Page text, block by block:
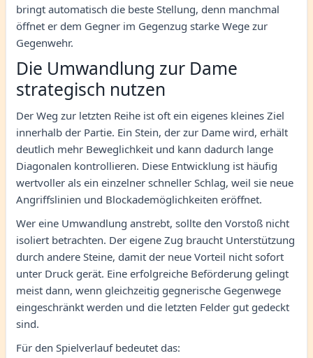
bringt automatisch die beste Stellung, denn manchmal
öffnet er dem Gegner im Gegenzug starke Wege zur
Gegenwehr.
Die Umwandlung zur Dame
strategisch nutzen
Der Weg zur letzten Reihe ist oft ein eigenes kleines Ziel
innerhalb der Partie. Ein Stein, der zur Dame wird, erhält
deutlich mehr Beweglichkeit und kann dadurch lange
Diagonalen kontrollieren. Diese Entwicklung ist häufig
wertvoller als ein einzelner schneller Schlag, weil sie neue
Angriffslinien und Blockademöglichkeiten eröffnet.
Wer eine Umwandlung anstrebt, sollte den Vorstoß nicht
isoliert betrachten. Der eigene Zug braucht Unterstützung
durch andere Steine, damit der neue Vorteil nicht sofort
unter Druck gerät. Eine erfolgreiche Beförderung gelingt
meist dann, wenn gleichzeitig gegnerische Gegenwege
eingeschränkt werden und die letzten Felder gut gedeckt
sind.
Für den Spielverlauf bedeutet das: